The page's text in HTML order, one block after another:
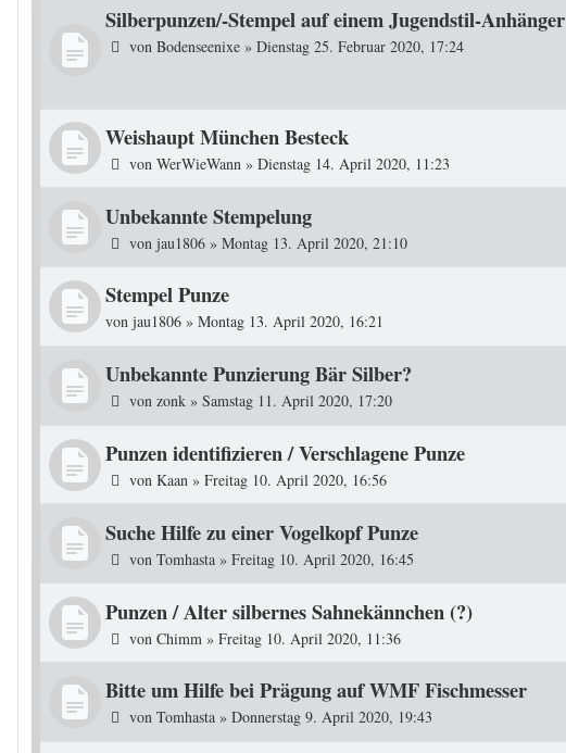
Silberpunzen/-Stempel auf einem Jugendstil-Anhänger
von Bodenseenixe » Dienstag 25. Februar 2020, 17:24
Weishaupt München Besteck
von WerWieWann » Dienstag 14. April 2020, 11:23
Unbekannte Stempelung
von jau1806 » Montag 13. April 2020, 21:10
Stempel Punze
von jau1806 » Montag 13. April 2020, 16:21
Unbekannte Punzierung Bär Silber?
von zonk » Samstag 11. April 2020, 17:20
Punzen identifizieren / Verschlagene Punze
von Kaan » Freitag 10. April 2020, 16:56
Suche Hilfe zu einer Vogelkopf Punze
von Tomhasta » Freitag 10. April 2020, 16:45
Punzen / Alter silbernes Sahnekännchen (?)
von Chimm » Freitag 10. April 2020, 11:36
Bitte um Hilfe bei Prägung auf WMF Fischmesser
von Tomhasta » Donnerstag 9. April 2020, 19:43